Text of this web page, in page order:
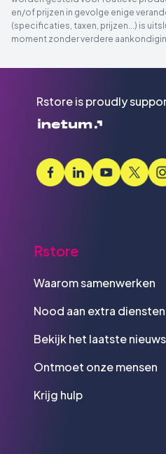
en/of prijzen in gevolge enige
(specificaties, taxen, prijzen...) is
moment zonder verdere
Rstore is proudly
Rstore
Waarom samenwerken
Nood aan extra diensten
Bekijk het laatste nieuws
Ontmoet onze mensen
Krijg hulp